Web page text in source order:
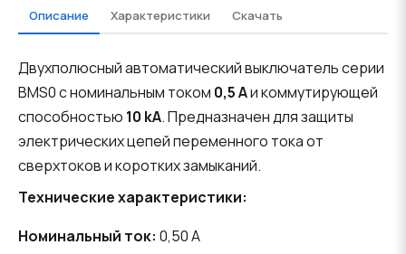
Описание Характеристики Скачать
Двухполюсный автоматический выключатель серии
BMS0 с номинальным током 0,5 Aи коммутирующей
способностью 10 kA. Предназначен для защиты
электрических цепей переменного тока от
сверхтоков и коротких замыканий.
Технические характеристики:
Номинальный ток: 0,50 A